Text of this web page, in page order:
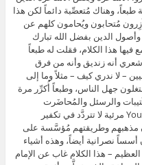
طبعاً، وهناك مُتعصِّبة دائماً لكن هذا
مُتحابون ويُحامون كلهم عن
الدين بفضل الله تبارك
هذا الكلام، فقلت له طبعاً
أنه زنديق وأنه من فرق
– لا ندري كيف – مثلاً وما إلى
جهل الناس، وطبعاً أُكرِّر مرة
والرسئل والمُحاضَرت
المُسجَّلة صوتياً وبعضها في اليوتيوب YouTube مرئية لا تتردَّد في تكفير
مذهبهم وطريقتهم مُؤسَّسة على
نصرانية أيضاً، وهذه أشياء
– هذا الكلام غاب عن الإمام